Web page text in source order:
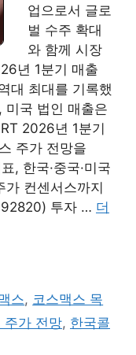
업으로서 글로
벌 수주 확대
와 함께 시장
년 1분기 매출
대 최대를 기록했
미국 법인 매출은
2026년 1분기
주가 전망을
, 한국·중국·미국
컨센서스까지
투자 … 더
스, 코스맥스 목
주가 전망, 한국콜